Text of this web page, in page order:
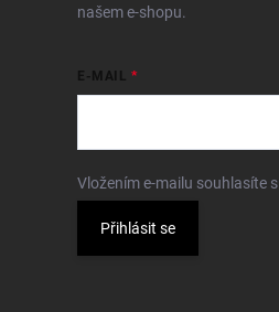
našem e-shopu.
E-MAIL
Vložením e-mailu souhlasíte s
Přihlásit se